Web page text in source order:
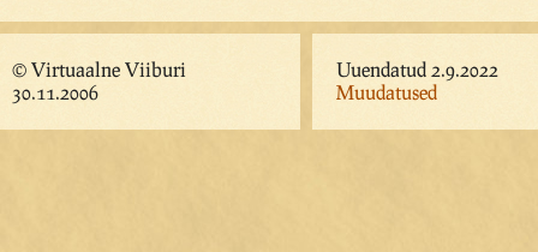
© Virtuaalne Viiburi
30.11.2006
Uuendatud 2.9.2022
Muudatused